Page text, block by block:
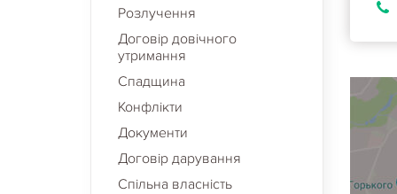
Розлучення
Договір довічного
утримання
Спадщина
Конфлікти
Документи
Договір дарування
Спільна власність